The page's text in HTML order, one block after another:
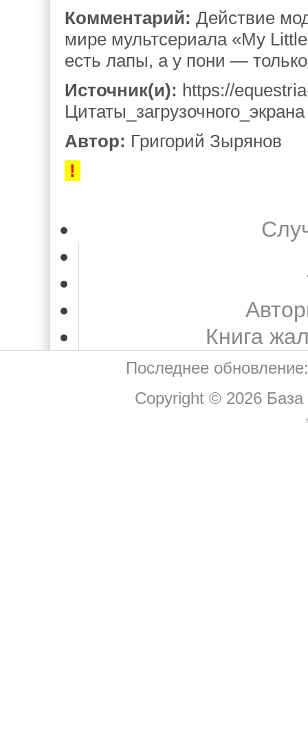
Комментарий: Действие
мире мультсериала «My
есть лапы, а у пони —
Источник(и): https://
Цитаты_загрузочного_экрана
Автор: Григорий Зырянов
!
Книга
Последнее
Copyright © 2026 База